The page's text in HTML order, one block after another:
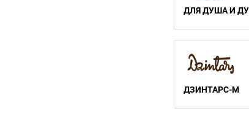
ДЛЯ ДУША И
ДЗИНТАРС-М